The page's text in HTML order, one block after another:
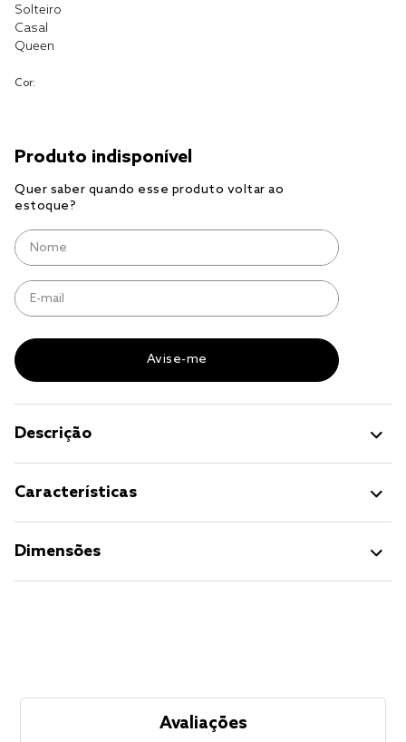
Solteiro
Casal
Queen
Cor:
Descrição
Características
Dimensões
Avaliações
cobre leito